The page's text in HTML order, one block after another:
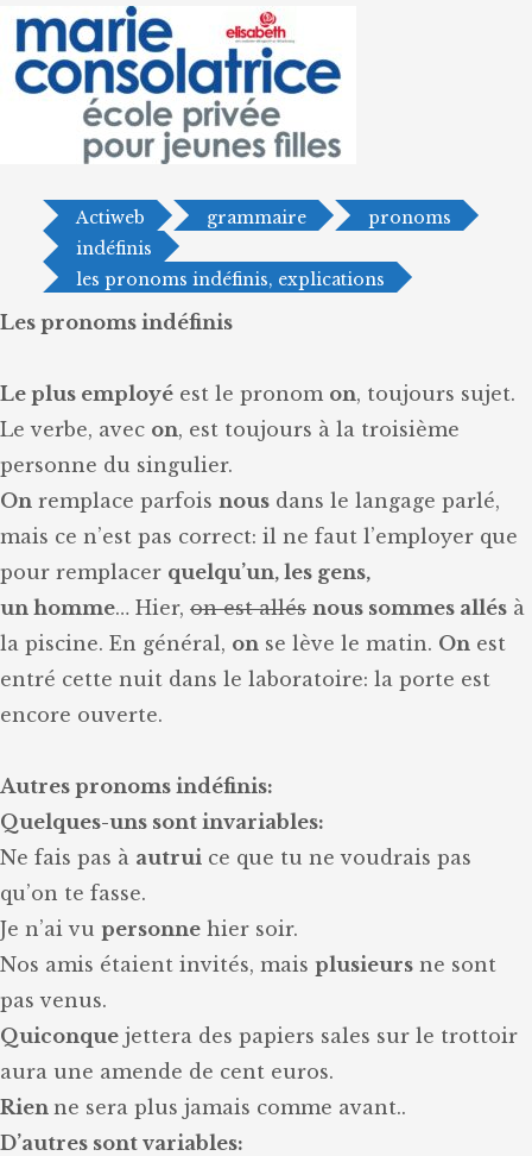
Actiweb grammaire
pronoms
indéfinis
les pronoms indéfinis, explications
Les pronoms indéfinis
Le plus employé est le pronom on, toujours sujet.
Le verbe, avec on, est toujours à la troisième
personne du singulier.
On remplace parfois nous dans le langage parlé,
mais ce n’est pas correct: il ne faut l’employer que
pour remplacer quelqu’un, les gens,
un homme… Hier, on est allés nous sommes allés à
la piscine. En général, on se lève le matin. On est
entré cette nuit dans le laboratoire: la porte est
encore ouverte.
Autres pronoms indéfinis:
Quelques-uns sont invariables:
Ne fais pas à autrui ce que tu ne voudrais pas
qu’on te fasse.
Je n’ai vu personne hier soir.
Nos amis étaient invités, mais plusieurs ne sont
pas venus.
Quiconque jettera des papiers sales sur le trottoir
aura une amende de cent euros.
Rien ne sera plus jamais comme avant..
D’autres sont variables: